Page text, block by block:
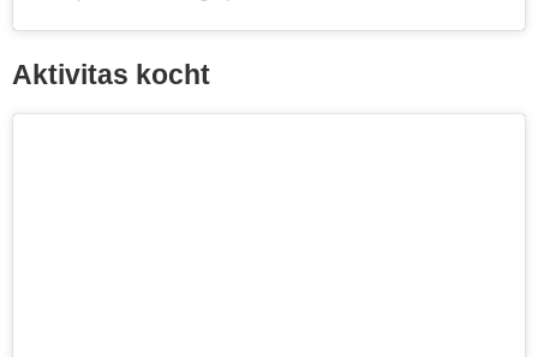
Aktivitas kocht